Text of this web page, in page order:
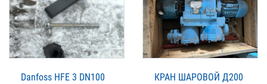
Danfoss HFE 3 DN100
КРАН ШАРОВОЙ Д200